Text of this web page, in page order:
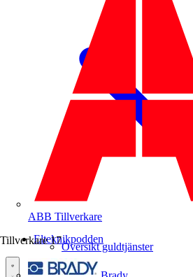
ABB Tillverkare
Tillverkare 17
Översikt guldtjänster
Elteknikpodden